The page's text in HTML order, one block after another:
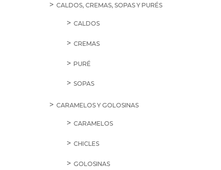
CALDOS, CREMAS, SOPAS Y PURÉS
CALDOS
CREMAS
PURÉ
SOPAS
CARAMELOS Y GOLOSINAS
CARAMELOS
CHICLES
GOLOSINAS